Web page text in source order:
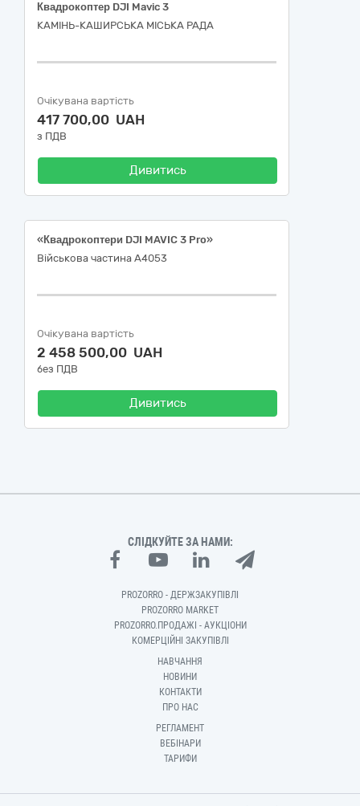
Квадрокоптер DJI Mavic 3
КАМІНЬ-КАШИРСЬКА МІСЬКА РАДА
Очікувана вартість
417 700,00 UAH
з ПДВ
Дивитись
«Квадрокоптери DJI MAVIC 3 Pro»
Військова частина А4053
Очікувана вартість
2 458 500,00 UAH
без ПДВ
Дивитись
СЛІДКУЙТЕ ЗА НАМИ:
PROZORRO - ДЕРЖЗАКУПІВЛІ
PROZORRO MARKET
PROZORRO.ПРОДАЖІ - АУКЦІОНИ
КОМЕРЦІЙНІ ЗАКУПІВЛІ
НАВЧАННЯ
НОВИНИ
КОНТАКТИ
ПРО НАС
РЕГЛАМЕНТ
ВЕБІНАРИ
ТАРИФИ